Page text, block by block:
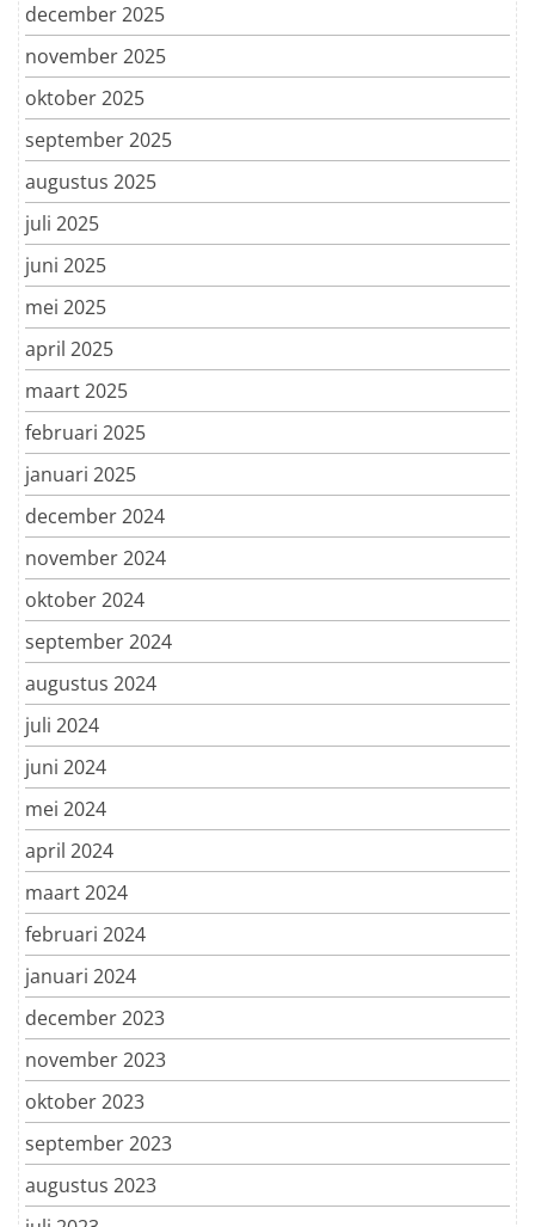
december 2025
november 2025
oktober 2025
september 2025
augustus 2025
juli 2025
juni 2025
mei 2025
april 2025
maart 2025
februari 2025
januari 2025
december 2024
november 2024
oktober 2024
september 2024
augustus 2024
juli 2024
juni 2024
mei 2024
april 2024
maart 2024
februari 2024
januari 2024
december 2023
november 2023
oktober 2023
september 2023
augustus 2023